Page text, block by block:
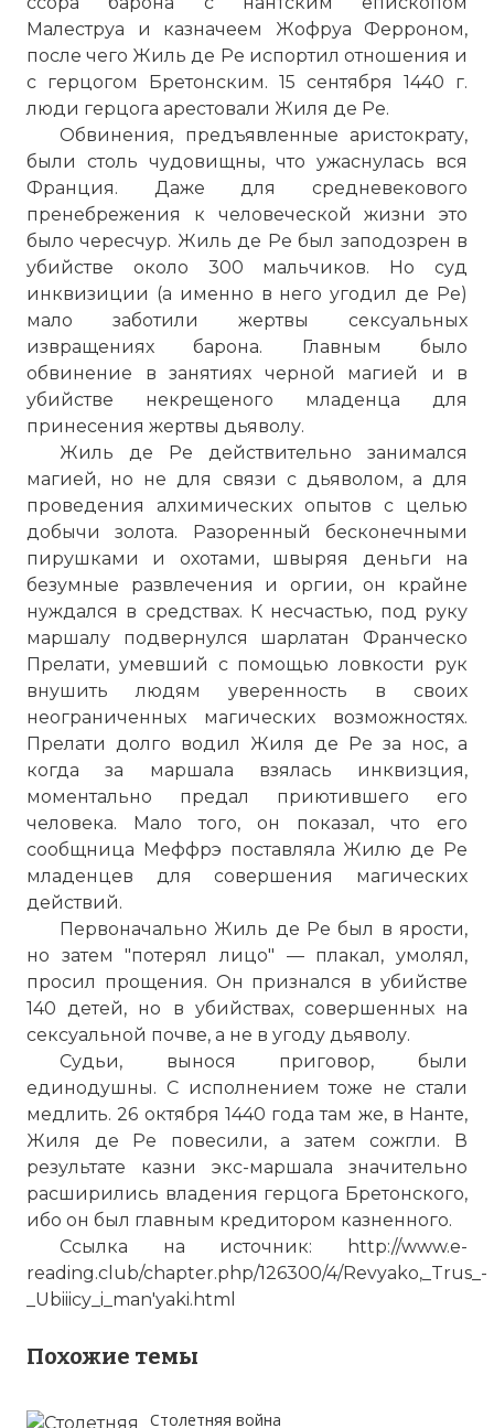
Малеструа и казначеем Жофруа Ферроном,
после чего Жиль де Ре испортил отношения и
с герцогом Бретонским. 15 сентября 1440 г.
люди герцога арестовали Жиля де Ре.
Обвинения, предъявленные аристократу,
были столь чудовищны, что ужаснулась вся
Франция. Даже для средневекового
пренебрежения к человеческой жизни это
было чересчур. Жиль де Ре был заподозрен в
убийстве около 300 мальчиков. Но суд
инквизиции (а именно в него угодил де Ре)
мало заботили жертвы сексуальных
извращениях барона. Главным было
обвинение в занятиях черной магией и в
убийстве некрещеного младенца для
принесения жертвы дьяволу.
Жиль де Ре действительно занимался
магией, но не для связи с дьяволом, а для
проведения алхимических опытов с целью
добычи золота. Разоренный бесконечными
пирушками и охотами, швыряя деньги на
безумные развлечения и оргии, он крайне
нуждался в средствах. К несчастью, под руку
маршалу подвернулся шарлатан Франческо
Прелати, умевший с помощью ловкости рук
внушить людям уверенность в своих
неограниченных магических возможностях.
Прелати долго водил Жиля де Ре за нос, а
когда за маршала взялась инквизция,
моментально предал приютившего его
человека. Мало того, он показал, что его
сообщница Меффрэ поставляла Жилю де Ре
младенцев для совершения магических
действий.
Первоначально Жиль де Ре был в ярости,
но затем "потерял лицо" — плакал, умолял,
просил прощения. Он признался в убийстве
140 детей, но в убийствах, совершенных на
сексуальной почве, а не в угоду дьяволу.
Судьи, вынося приговор, были
единодушны. С исполнением тоже не стали
медлить. 26 октября 1440 года там же, в Нанте,
Жиля де Ре повесили, а затем сожгли. В
результате казни экс-маршала значительно
расширились владения герцога Бретонского,
ибо он был главным кредитором казненного.
Ссылка на источник: http://www.e-
reading.club/chapter.php/126300/4/Revyako,_Trus_-
_Ubiiicy_i_man'yaki.html
Похожие темы
Столетняя война
☓
Ранним утром 26 октября 1440 года при
большом стечении народа Жиль де Рэ
принес публичное покаяние в
совершенных им преступлениях в
кафедральном соборе Нанта. Он просил
прощения у церкви, короля, родителей
умерщвленных им детей, сказал, что
боится небесного суда, и просил всех,
спасении его души. Тех, кто публично